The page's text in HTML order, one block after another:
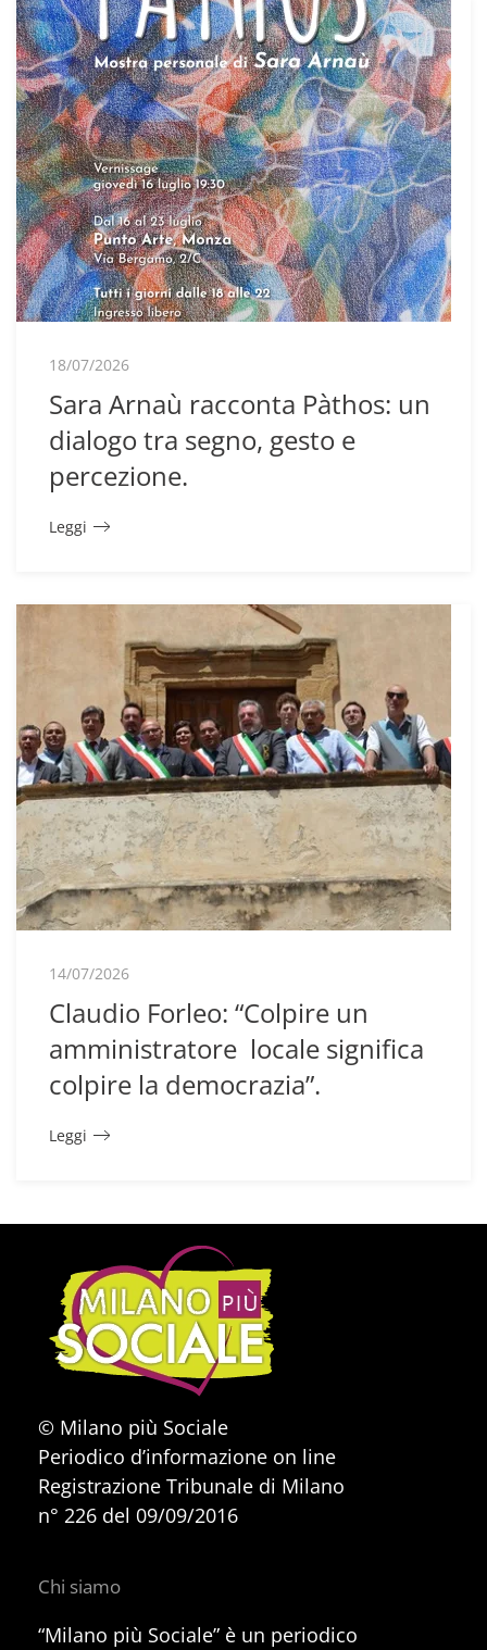
18/07/2026
Sara Arnaù racconta Pàthos: un
dialogo tra segno, gesto e
percezione.
Leggi
14/07/2026
Claudio Forleo: “Colpire un
amministratore locale significa
colpire la democrazia”.
Leggi
© Milano più Sociale
Periodico d’informazione on line
Registrazione Tribunale di Milano
n° 226 del 09/09/2016
Chi siamo
“Milano più Sociale” è un periodico